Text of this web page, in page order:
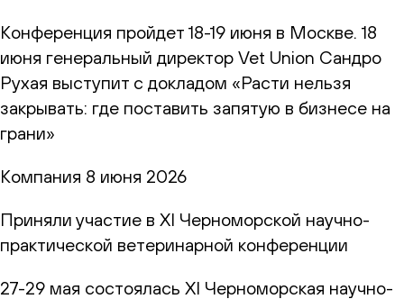
Конференция пройдет 18-19 июня в Москве. 18
июня генеральный директор Vet Union Сандро
Рухая выступит с докладом «Расти нельзя
закрывать: где поставить запятую в бизнесе на
грани»
Компания 8 июня 2026
Приняли участие в XI Черноморской научно-
практической ветеринарной конференции
27-29 мая состоялась XI Черноморская научно-